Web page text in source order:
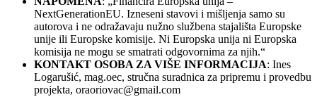
NextGenerationEU. Izneseni stavovi i mišljenja samo su
autorova i ne odražavaju nužno službena stajališta Europske
unije ili Europske komisije. Ni Europska unija ni Europska
komisija ne mogu se smatrati odgovornima za njih.“
KONTAKT OSOBA ZA VIŠE INFORMACIJA: Ines
Logarušić, mag.oec, stručna suradnica za pripremu i provedbu
projekta, oraoriovac@gmail.com